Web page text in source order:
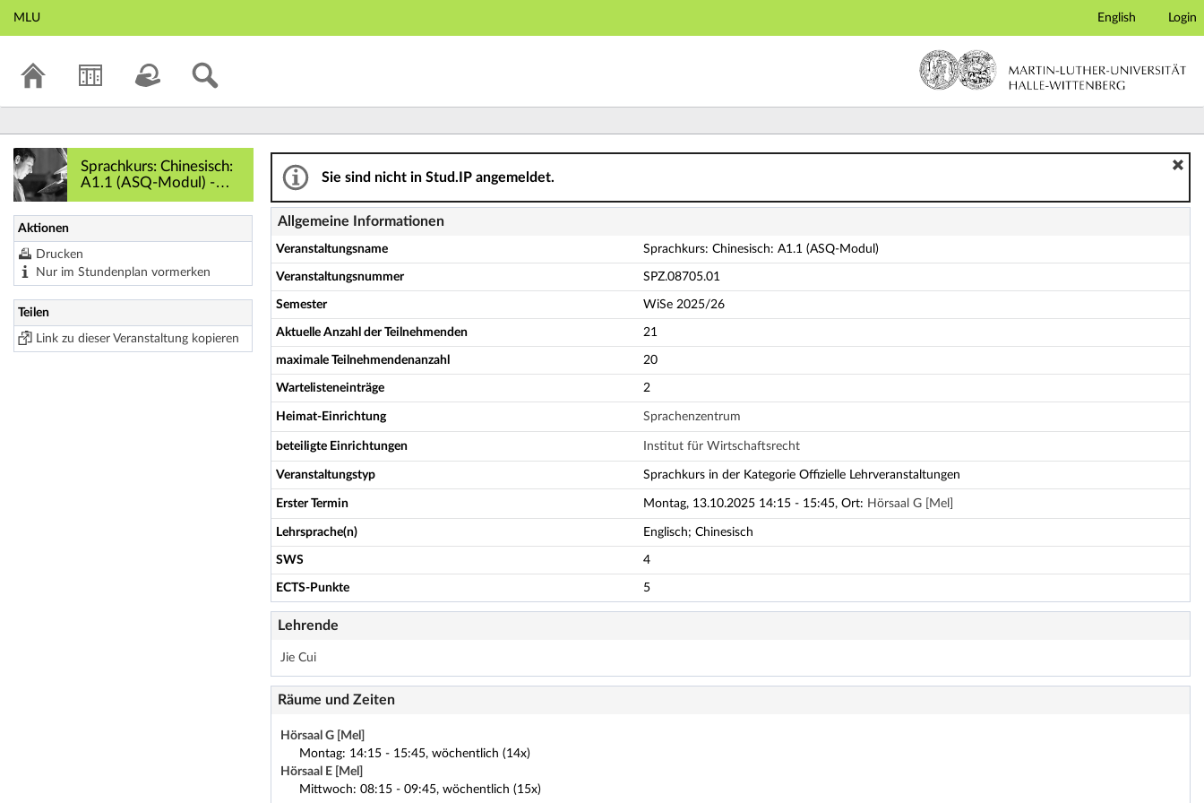
Hauptnavigation
MLU English Login
Sprachkurs: Chinesisch:
A1.1 (ASQ-Modul) -
Details
Aktionen
Drucken
Nur im Stundenplan vormerken
Teilen
Link zu dieser Veranstaltung kopieren
Sprachkurs: Chinesisch: A1.1 (ASQ-Modul) - Details
Sie sind nicht in Stud.IP angemeldet.
Allgemeine Informationen
Veranstaltungsname Sprachkurs: Chinesisch: A1.1 (ASQ-Modul)
Veranstaltungsnummer SPZ.08705.01
Semester WiSe 2025/26
Aktuelle Anzahl der Teilnehmenden 21
maximale Teilnehmendenanzahl 20
Wartelisteneinträge 2
Heimat-Einrichtung Sprachenzentrum
beteiligte Einrichtungen Institut für Wirtschaftsrecht
Veranstaltungstyp Sprachkurs in der Kategorie Offizielle Lehrveranstaltungen
Erster Termin Montag, 13.10.2025 14:15 - 15:45, Ort: Hörsaal G [Mel]
Lehrsprache(n) Englisch; Chinesisch
SWS 4
ECTS-Punkte 5
Lehrende
Jie Cui
Räume und Zeiten
Hörsaal G [Mel]
Montag: 14:15 - 15:45, wöchentlich (14x)
Hörsaal E [Mel]
Mittwoch: 08:15 - 09:45, wöchentlich (15x)